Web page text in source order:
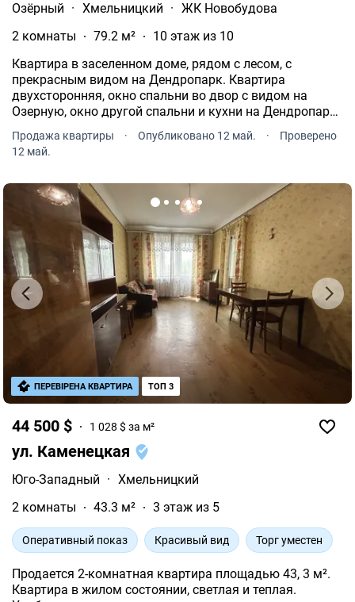
Озёрный · Хмельницкий · ЖК Новобудова
2 комнаты
79.2 м²
10 этаж из 10
Квартира в заселенном доме, рядом с лесом, с
прекрасным видом на Дендропарк. Квартира
двухсторонняя, окно спальни во двор с видом на
Озерную, окно другой спальни и кухни на Дендропарк.
Сверху полноценный технический этаж, не угловая.
Удачная планировка с просторными комнатами,
раздельный санузел.
Продажа квартиры · Опубликовано 12 май. ·
Проверено
12 май.
44 500 $ 1 028 $ за м²
ул. Каменецкая
Юго-Западный · Хмельницкий
2 комнаты
43.3 м² 3 этаж из 5
Оперативный показ Красивый вид Торг уместен
Продается 2-комнатная квартира площадью 43, 3 м².
Квартира в жилом состоянии, светлая и теплая.
ПЕРЕВІРЕНА КВАРТИРА ТОП 3